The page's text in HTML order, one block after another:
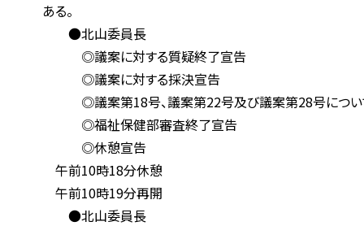
ある。
●北山委員長
◎議案に対する質疑終了宣告
◎議案に対する採決宣告
◎議案第18号、議案第22号及び議案第28号について
◎福祉保健部審査終了宣告
◎休憩宣告
午前10時18分休憩
午前10時19分再開
●北山委員長